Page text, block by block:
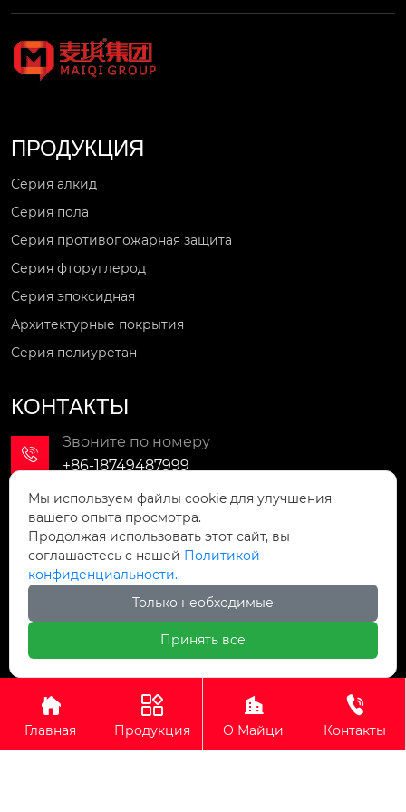
ПРОДУКЦИЯ
Серия алкид
Серия пола
Серия противопожарная защита
Серия фторуглерод
Серия эпоксидная
Архитектурные покрытия
Серия полиуретан
КОНТАКТЫ

Звоните по номеру
+86-18749487999

Мы в сети
lx965232623@qq.com
Мы находимся
Улица Ляохэ, зона развития Чэннань, город
Дяобиншань, город Телин, провинция
Материалы Группа

Главная

Продукция

О Майци

Контакты
Мы используем файлы cookie для улучшения
вашего опыта просмотра.
Продолжая использовать этот сайт, вы
соглашаетесь с нашей Политикой
конфиденциальности.
Только необходимые
Принять все